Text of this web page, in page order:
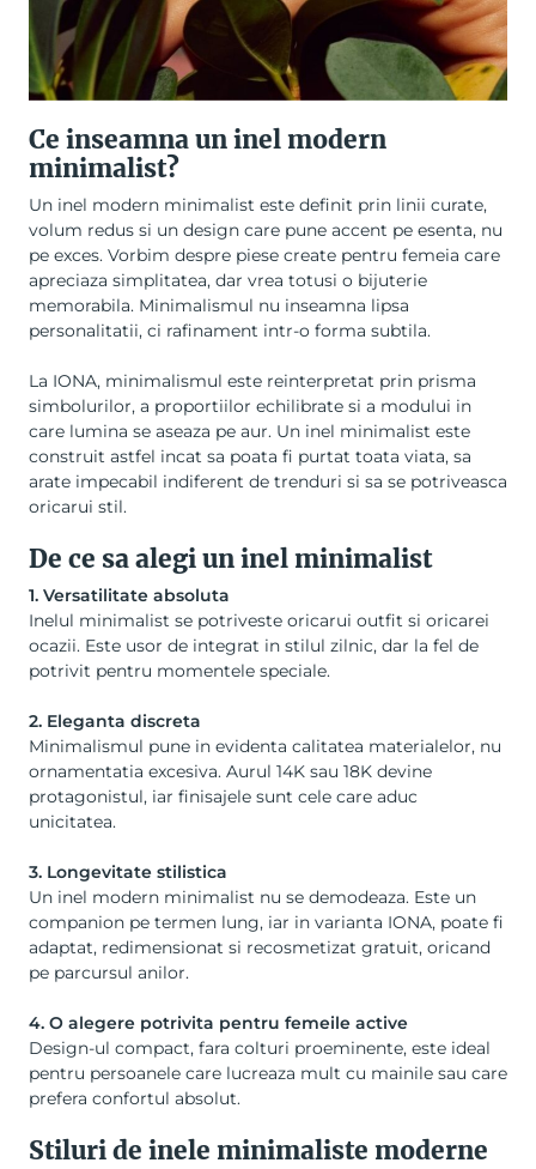
Ce inseamna un inel modern
minimalist?
Un inel modern minimalist este definit prin linii curate,
volum redus si un design care pune accent pe esenta, nu
pe exces. Vorbim despre piese create pentru femeia care
apreciaza simplitatea, dar vrea totusi o bijuterie
memorabila. Minimalismul nu inseamna lipsa
personalitatii, ci rafinament intr-o forma subtila.
La IONA, minimalismul este reinterpretat prin prisma
simbolurilor, a proportiilor echilibrate si a modului in
care lumina se aseaza pe aur. Un inel minimalist este
construit astfel incat sa poata fi purtat toata viata, sa
arate impecabil indiferent de trenduri si sa se potriveasca
oricarui stil.
De ce sa alegi un inel minimalist
1. Versatilitate absoluta
Inelul minimalist se potriveste oricarui outfit si oricarei
ocazii. Este usor de integrat in stilul zilnic, dar la fel de
potrivit pentru momentele speciale.
2. Eleganta discreta
Minimalismul pune in evidenta calitatea materialelor, nu
ornamentatia excesiva. Aurul 14K sau 18K devine
protagonistul, iar finisajele sunt cele care aduc
unicitatea.
3. Longevitate stilistica
Un inel modern minimalist nu se demodeaza. Este un
companion pe termen lung, iar in varianta IONA, poate fi
adaptat, redimensionat si recosmetizat gratuit, oricand
pe parcursul anilor.
4. O alegere potrivita pentru femeile active
Design-ul compact, fara colturi proeminente, este ideal
pentru persoanele care lucreaza mult cu mainile sau care
prefera confortul absolut.
Stiluri de inele minimaliste moderne